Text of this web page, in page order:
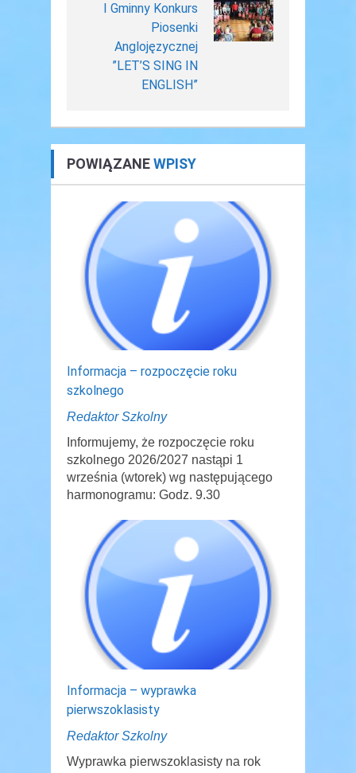
I Gminny Konkurs
Piosenki
Anglojęzycznej
”LET’S SING IN
ENGLISH”
POWIĄZANEWPISY
Informacja – rozpoczęcie roku
szkolnego
Redaktor Szkolny
Informujemy, że rozpoczęcie roku
szkolnego 2026/2027 nastąpi 1
września (wtorek) wg następującego
harmonogramu: Godz. 9.30
Informacja – wyprawka
pierwszoklasisty
Redaktor Szkolny
Wyprawka pierwszoklasisty na rok